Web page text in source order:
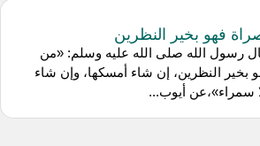
فهو بخير النظرين
رسول الله صلى الله عليه وسلم: «من
النظرين، إن شاء أمسكها، وإن شاء
سمراء»،عن أيوب...